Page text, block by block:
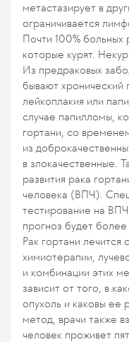
метастазирует в
ограничивается
Почти 100% больных
которые курят.
Из предраковых
бывают хронический
лейкоплакия или
случае папилломы,
гортани, со
из
в злокачественные.
развития рака
человека (ВПЧ).
тестирование на
прогноз будет
Рак гортани
химиотерапии,
и комбинации этих
зависит от того, в
опухоль и каковы
метод, врачи также
человек проживет